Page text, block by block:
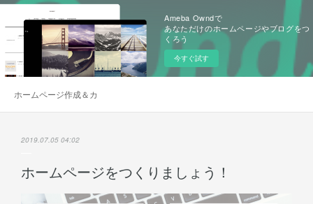
Ameba Owndで
あなただけのホームページやブログをつ
くろう
今すぐ試す
ホームページ作成＆カスタマイズ
2019.07.05 04:02
ホームページをつくりましょう！